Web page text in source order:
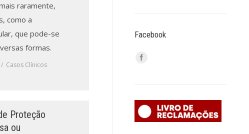
raramente,
como a
que pode-se
formas.
Casos Clínicos
Proteção
ou
Facebook